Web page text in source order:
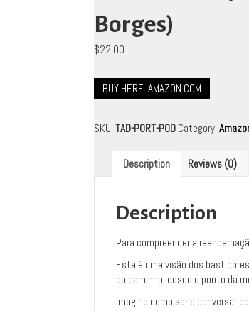
Borges)
$22.00
BUY HERE: AMAZON.COM
SKU: TAD-PORT-POD Category:
Description Reviews (0)
Description
Para compreender a
Esta é uma visão dos
do caminho, desde o ponto da
Imagine como seria conversar